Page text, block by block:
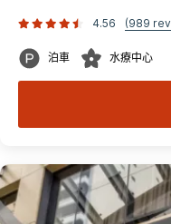
4.56 (989
泊車 水療中心